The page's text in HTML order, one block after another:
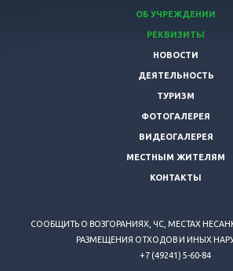
ОБ УЧРЕЖДЕНИИ
РЕКВИЗИТЫ
НОВОСТИ
ДЕЯТЕЛЬНОСТЬ
ТУРИЗМ
ФОТОГАЛЕРЕЯ
ВИДЕОГАЛЕРЕЯ
МЕСТНЫМ ЖИТЕЛЯМ
КОНТАКТЫ
СООБЩИТЬ О ВОЗГОРАНИЯХ, ЧС, МЕСТАХ
РАЗМЕЩЕНИЯ ОТХОДОВ И ИНЫХ
+7 (49241) 5-60-84